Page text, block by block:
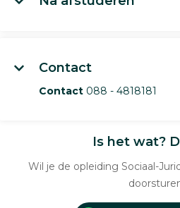
Contact
Contact 088 - 4818181
Is het wat?
Wil je de opleiding Sociaal-